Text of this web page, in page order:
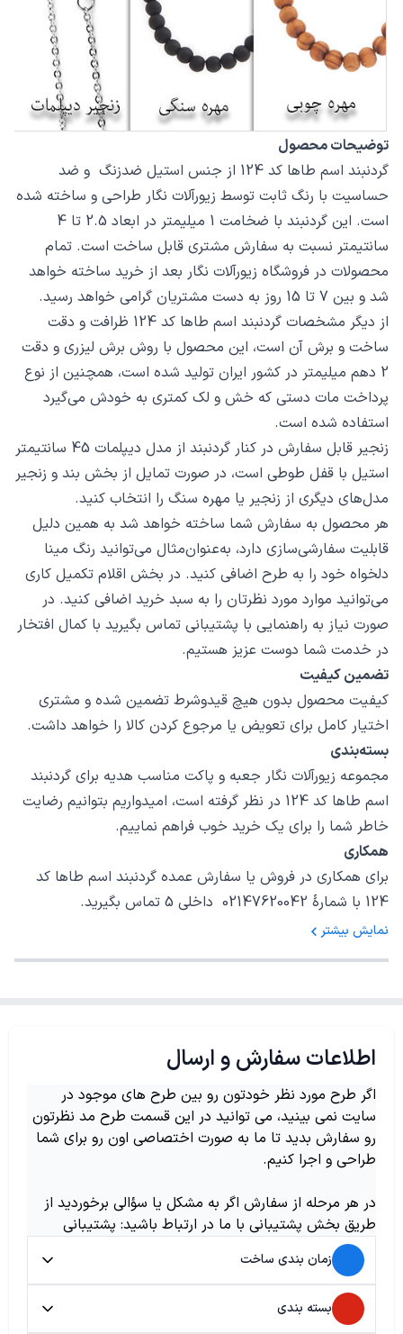
توضیحات محصول
گردنبند اسم طاها کد 124 از جنس استیل ضدزنگ و ضد
حساسیت با رنگ ثابت توسط زیورآلات نگار طراحی و ساخته شده
است. این گردنبند با ضخامت 1 میلیمتر در ابعاد 2.5 تا 4
سانتیمتر نسبت به سفارش مشتری قابل ساخت است. تمام
محصولات در فروشگاه زیورآلات نگار بعد از خرید ساخته خواهد
شد و بین 7 تا 15 روز به دست مشتریان گرامی خواهد رسید.
از دیگر مشخصات گردنبند اسم طاها کد 124 ظرافت و دقت
ساخت و برش آن است، این محصول با روش برش لیزری و دقت
2 دهم میلیمتر در کشور ایران تولید شده است، همچنین از نوع
پرداخت مات دستی که خش و لک کمتری به خودش می‌گیرد
استفاده شده است.
زنجیر قابل سفارش در کنار گردنبند از مدل دیپلمات 45 سانتیمتر
استیل با قفل طوطی است، در صورت تمایل از بخش بند و زنجیر
مدل‌های دیگری از زنجیر یا مهره سنگ را انتخاب کنید.
هر محصول به سفارش شما ساخته خواهد شد به همین دلیل
قابلیت سفارشی‌سازی دارد، به‌عنوان‌مثال می‌توانید رنگ مینا
دلخواه خود را به طرح اضافی کنید. در بخش اقلام تکمیل کاری
می‌توانید موارد مورد نظرتان را به سبد خرید اضافی کنید. در
صورت نیاز به راهنمایی با پشتیبانی تماس بگیرید با کمال افتخار
در خدمت شما دوست عزیز هستیم.
تضمین کیفیت
کیفیت محصول بدون هیچ قیدوشرط تضمین شده و مشتری
اختیار کامل برای تعویض یا مرجوع کردن کالا را خواهد داشت.
بسته‌بندی
مجموعه زیورآلات نگار جعبه و پاکت مناسب هدیه برای گردنبند
اسم طاها کد 124 در نظر گرفته است، امیدواریم بتوانیم رضایت
خاطر شما را برای یک خرید خوب فراهم نماییم.
همکاری
برای همکاری در فروش یا سفارش عمده گردنبند اسم طاها کد
124 با شمارهٔ 02147620042 داخلی 5 تماس بگیرید.
نمایش بیشتر
اطلاعات سفارش و ارسال
اگر طرح مورد نظر خودتون رو بین طرح های موجود در
سایت نمی بینید، می توانید در این قسمت طرح مد نظرتون
رو سفارش بدید تا ما به صورت اختصاصی اون رو برای شما
طراحی و اجرا کنیم.
در هر مرحله از سفارش اگر به مشکل یا سؤالی برخوردید از
طریق بخش پشتیبانی با ما در ارتباط باشید: پشتیبانی
زمان بندی ساخت
بسته بندی